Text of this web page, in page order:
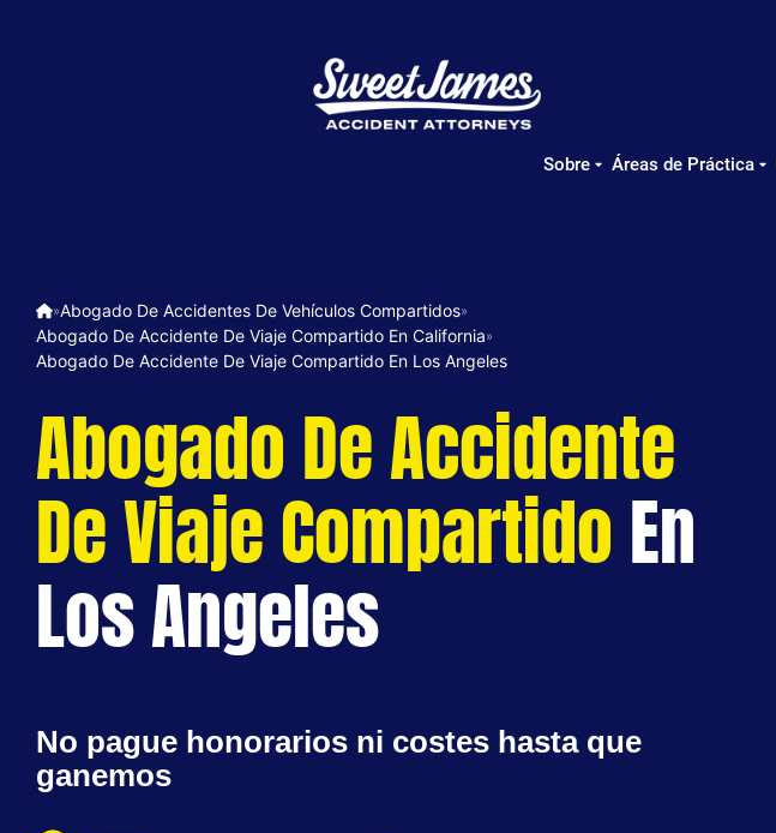
Sobre Áreas de Práctica
»Abogado De Accidentes De Vehículos Compartidos»
Abogado De Accidente De Viaje Compartido En California»
Abogado De Accidente De Viaje Compartido En Los Angeles
Abogado De Accidente
De Viaje CompartidoEn
Los Angeles
No pague honorarios ni costes hasta que
ganemos